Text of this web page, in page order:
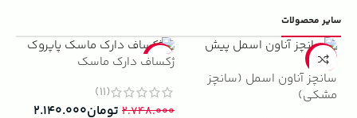
سایر محصولات
-13%
سانچز آناون اسمل (سانچز
مشکی)
-22%
ژکساف دارک ماسک
(11)
۲.۷۴۸.۰۰۰ تومان۲.۱۴۰.۰۰۰